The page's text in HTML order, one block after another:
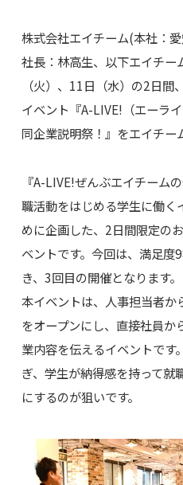
株式会社エイチーム(本社：
社長：林高生、以下エイチ
（火）、11日（水）の2日
イベント『A-LIVE!（エーラ
同企業説明祭！』をエイチー
『A-LIVE!ぜんぶエイチーム
職活動をはじめる学生に働く
めに企画した、2日間限定の
ベントです。今回は、満足
き、3回目の開催となります。
本イベントは、人事担当者
をオープンにし、直接社員
業内容を伝えるイベントです
ぎ、学生が納得感を持って就
にするのが狙いです。